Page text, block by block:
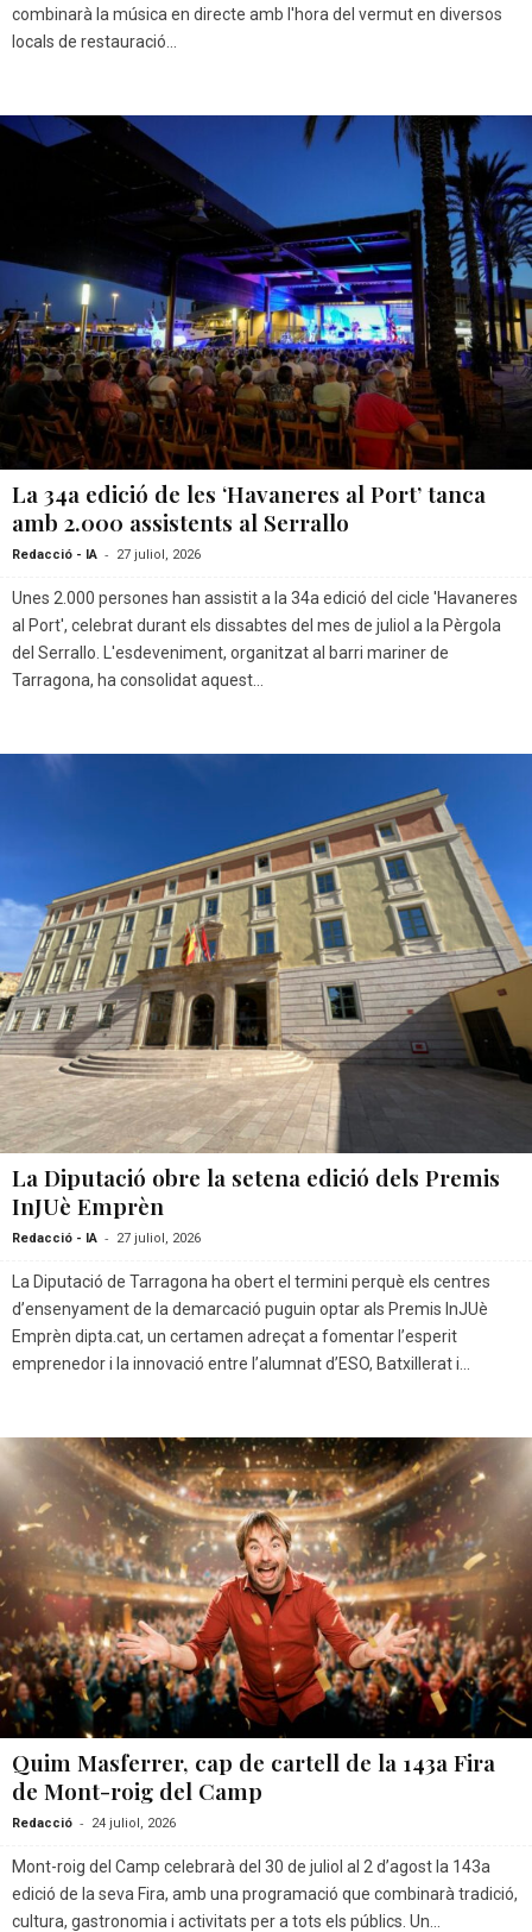
combinarà la música en directe amb l'hora del vermut en diversos
locals de restauració...
La 34a edició de les ‘Havaneres al Port’ tanca
amb 2.000 assistents al Serrallo
Redacció - IA - 27 juliol, 2026
Unes 2.000 persones han assistit a la 34a edició del cicle 'Havaneres
al Port', celebrat durant els dissabtes del mes de juliol a la Pèrgola
del Serrallo. L'esdeveniment, organitzat al barri mariner de
Tarragona, ha consolidat aquest...
La Diputació obre la setena edició dels Premis
InJUè Emprèn
Redacció - IA - 27 juliol, 2026
La Diputació de Tarragona ha obert el termini perquè els centres
d’ensenyament de la demarcació puguin optar als Premis InJUè
Emprèn dipta.cat, un certamen adreçat a fomentar l’esperit
emprenedor i la innovació entre l’alumnat d’ESO, Batxillerat i...
Quim Masferrer, cap de cartell de la 143a Fira
de Mont-roig del Camp
Redacció - 24 juliol, 2026
Mont-roig del Camp celebrarà del 30 de juliol al 2 d’agost la 143a
edició de la seva Fira, amb una programació que combinarà tradició,
cultura, gastronomia i activitats per a tots els públics. Un...